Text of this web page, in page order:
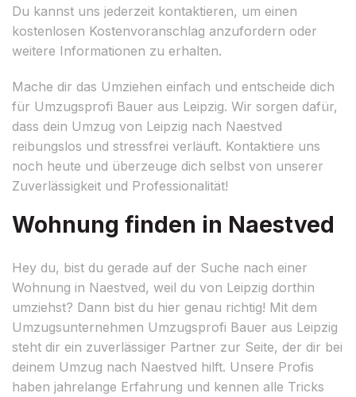
Du kannst uns jederzeit kontaktieren, um einen
kostenlosen Kostenvoranschlag anzufordern oder
weitere Informationen zu erhalten.
Mache dir das Umziehen einfach und entscheide dich
für Umzugsprofi Bauer aus Leipzig. Wir sorgen dafür,
dass dein Umzug von Leipzig nach Naestved
reibungslos und stressfrei verläuft. Kontaktiere uns
noch heute und überzeuge dich selbst von unserer
Zuverlässigkeit und Professionalität!
Wohnung finden in Naestved
Hey du, bist du gerade auf der Suche nach einer
Wohnung in Naestved, weil du von Leipzig dorthin
umziehst? Dann bist du hier genau richtig! Mit dem
Umzugsunternehmen Umzugsprofi Bauer aus Leipzig
steht dir ein zuverlässiger Partner zur Seite, der dir bei
deinem Umzug nach Naestved hilft. Unsere Profis
haben jahrelange Erfahrung und kennen alle Tricks